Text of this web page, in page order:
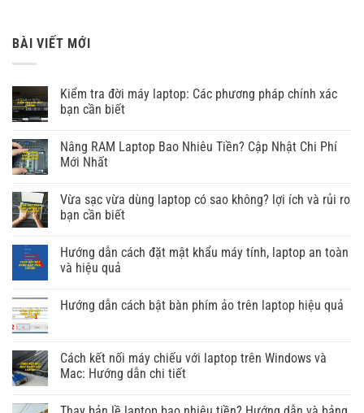
BÀI VIẾT MỚI
Kiểm tra đời máy laptop: Các phương pháp chính xác
bạn cần biết
Nâng RAM Laptop Bao Nhiêu Tiền? Cập Nhật Chi Phí
Mới Nhất
Vừa sạc vừa dùng laptop có sao không? lợi ích và rủi ro
bạn cần biết
Hướng dẫn cách đặt mật khẩu máy tính, laptop an toàn
và hiệu quả
Hướng dẫn cách bật bàn phím ảo trên laptop hiệu quả
Cách kết nối máy chiếu với laptop trên Windows và
Mac: Hướng dẫn chi tiết